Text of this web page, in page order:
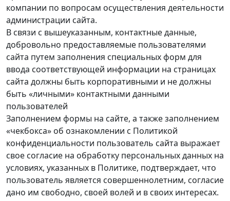
компании по вопросам осуществления деятельности
администрации сайта.
В связи с вышеуказанным, контактные данные,
добровольно предоставляемые пользователями
сайта путем заполнения специальных форм для
ввода соответствующей информации на страницах
сайта должны быть корпоративными и не должны
быть «личными» контактными данными
пользователей
Заполнением формы на сайте, а также заполнением
«чекбокса» об ознакомлении с Политикой
конфиденциальности пользователь сайта выражает
свое согласие на обработку персональных данных на
условиях, указанных в Политике, подтверждает, что
пользователь является совершеннолетним, согласие
дано им свободно, своей волей и в своих интересах.